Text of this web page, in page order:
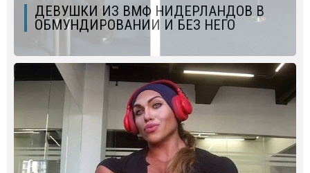
ДЕВУШКИ ИЗ ВМФ НИДЕРЛАНДОВ В
ОБМУНДИРОВАНИИ И БЕЗ НЕГО